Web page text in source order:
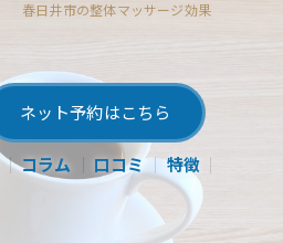
春日井市の整体マッサージ効果
ネット予約はこちら
コラム 口コミ 特徴
肩こり